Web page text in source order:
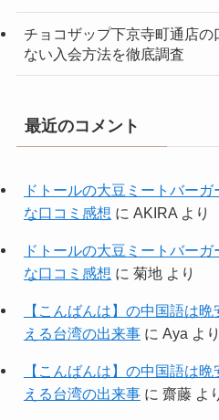
チョコザップ下京寺町通店の
ない入会方法を徹底調査
最近のコメント
ドトールの大豆ミートバー
な口コミ感想 に AKIRAより
ドトールの大豆ミートバー
な口コミ感想 に 菊地より
【こんばんは】の中国語は
える台湾の出来事に Aya より
【こんばんは】の中国語は
える台湾の出来事に 齋藤よ